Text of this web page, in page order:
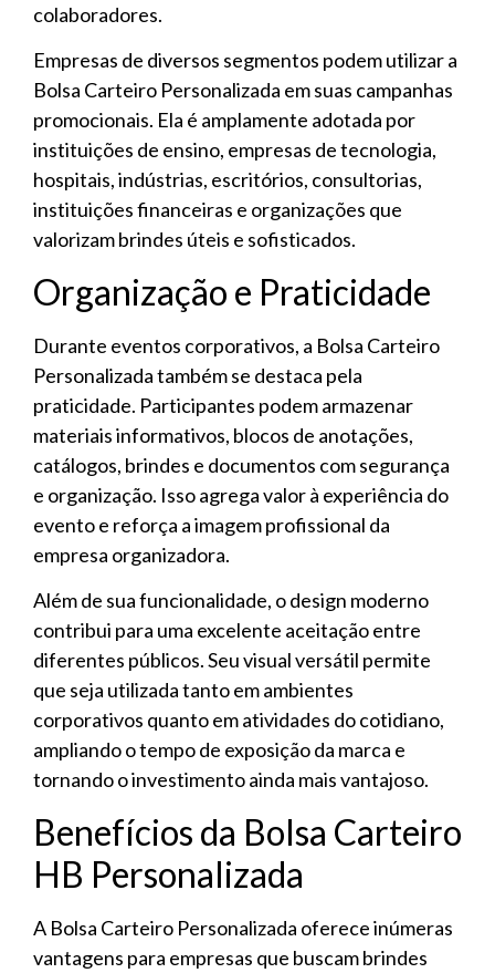
colaboradores.
Empresas de diversos segmentos podem utilizar a
Bolsa Carteiro Personalizada em suas campanhas
promocionais. Ela é amplamente adotada por
instituições de ensino, empresas de tecnologia,
hospitais, indústrias, escritórios, consultorias,
instituições financeiras e organizações que
valorizam brindes úteis e sofisticados.
Organização e Praticidade
Durante eventos corporativos, a Bolsa Carteiro
Personalizada também se destaca pela
praticidade. Participantes podem armazenar
materiais informativos, blocos de anotações,
catálogos, brindes e documentos com segurança
e organização. Isso agrega valor à experiência do
evento e reforça a imagem profissional da
empresa organizadora.
Além de sua funcionalidade, o design moderno
contribui para uma excelente aceitação entre
diferentes públicos. Seu visual versátil permite
que seja utilizada tanto em ambientes
corporativos quanto em atividades do cotidiano,
ampliando o tempo de exposição da marca e
tornando o investimento ainda mais vantajoso.
Benefícios da Bolsa Carteiro
HB Personalizada
A Bolsa Carteiro Personalizada oferece inúmeras
vantagens para empresas que buscam brindes